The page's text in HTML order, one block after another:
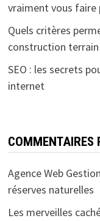
vraiment vous faire
Quels critères
construction
SEO : les secrets
internet
COMMENTAIRES
Agence Web Gestion
réserves naturelles
Les merveilles